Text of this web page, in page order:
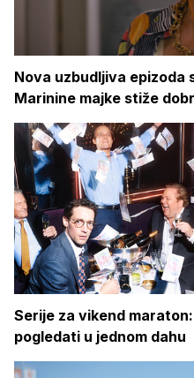
Nova uzbudljiva epizoda
Marinine majke stiže
Serije za vikend
pogledati u jednom dahu